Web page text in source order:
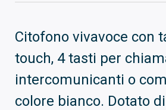
Citofono vivavoce con
touch, 4 tasti per
intercomunicanti o
colore bianco. Dotato